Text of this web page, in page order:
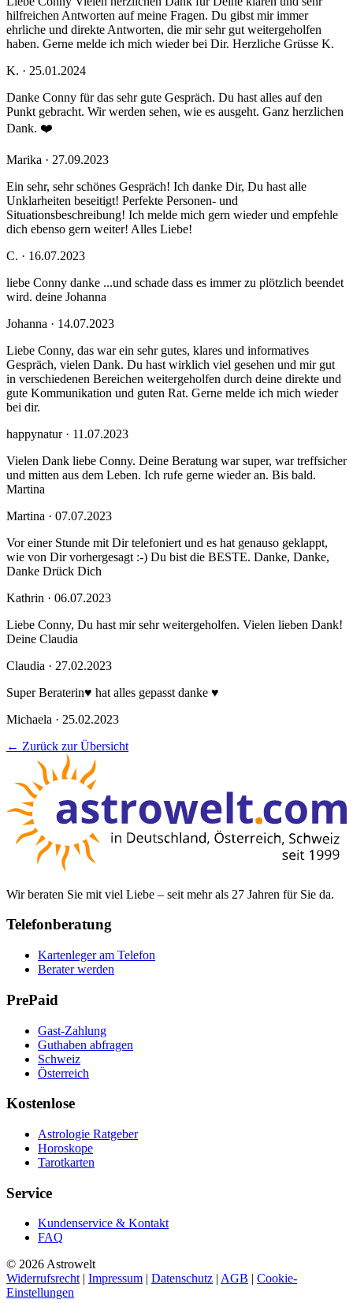
hilfreichen Antworten auf meine Fragen. Du gibst mir immer
ehrliche und direkte Antworten, die mir sehr gut weitergeholfen
haben. Gerne melde ich mich wieder bei Dir. Herzliche Grüsse K.
K. · 25.01.2024
Danke Conny für das sehr gute Gespräch. Du hast alles auf den
Punkt gebracht. Wir werden sehen, wie es ausgeht. Ganz herzlichen
Dank. ❤️
Marika · 27.09.2023
Ein sehr, sehr schönes Gespräch! Ich danke Dir, Du hast alle
Unklarheiten beseitigt! Perfekte Personen- und
Situationsbeschreibung! Ich melde mich gern wieder und empfehle
dich ebenso gern weiter! Alles Liebe!
C. · 16.07.2023
liebe Conny danke ...und schade dass es immer zu plötzlich beendet
wird. deine Johanna
Johanna · 14.07.2023
Liebe Conny, das war ein sehr gutes, klares und informatives
Gespräch, vielen Dank. Du hast wirklich viel gesehen und mir gut
in verschiedenen Bereichen weitergeholfen durch deine direkte und
gute Kommunikation und guten Rat. Gerne melde ich mich wieder
bei dir.
happynatur · 11.07.2023
Vielen Dank liebe Conny. Deine Beratung war super, war treffsicher
und mitten aus dem Leben. Ich rufe gerne wieder an. Bis bald.
Martina
Martina · 07.07.2023
Vor einer Stunde mit Dir telefoniert und es hat genauso geklappt,
wie von Dir vorhergesagt :-) Du bist die BESTE. Danke, Danke,
Danke Drück Dich
Kathrin · 06.07.2023
Liebe Conny, Du hast mir sehr weitergeholfen. Vielen lieben Dank!
Deine Claudia
Claudia · 27.02.2023
Super Beraterin♥️ hat alles gepasst danke ♥️
Michaela · 25.02.2023
← Zurück zur Übersicht
Wir beraten Sie mit viel Liebe – seit mehr als 27 Jahren für Sie da.
Telefonberatung
Kartenleger am Telefon
Berater werden
PrePaid
Gast-Zahlung
Guthaben abfragen
Schweiz
Österreich
Kostenlose
Astrologie Ratgeber
Horoskope
Tarotkarten
Service
Kundenservice & Kontakt
FAQ
© 2026 Astrowelt
Widerrufsrecht
Impressum Datenschutz AGB
Cookie-
Einstellungen